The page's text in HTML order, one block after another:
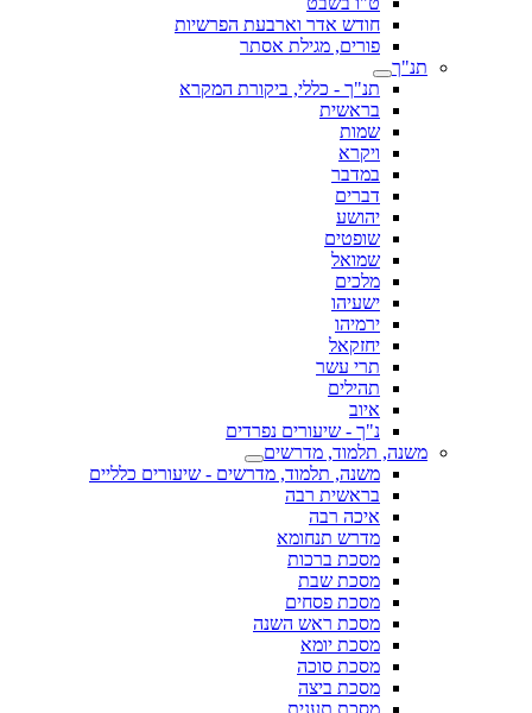
חודש אדר וארבעת הפרשיות
פורים, מגילת אסתר
תנ"ך
תנ"ך - כללי, ביקורת המקרא
בראשית
שמות
ויקרא
במדבר
דברים
יהושע
שופטים
שמואל
מלכים
ישעיהו
ירמיהו
יחזקאל
תרי עשר
תהילים
איוב
נ"ך - שיעורים נפרדים
משנה, תלמוד, מדרשים
משנה, תלמוד, מדרשים - שיעורים כלליים
בראשית רבה
איכה רבה
מדרש תנחומא
מסכת ברכות
מסכת שבת
מסכת פסחים
מסכת ראש השנה
מסכת יומא
מסכת סוכה
מסכת ביצה
מסכת תענית